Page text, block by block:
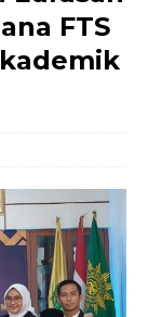
FTS